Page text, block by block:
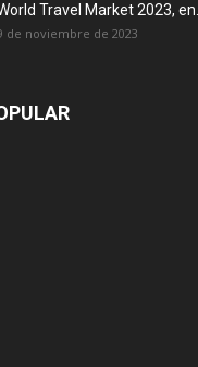
Travel Market 2023, en...
de noviembre de 2023